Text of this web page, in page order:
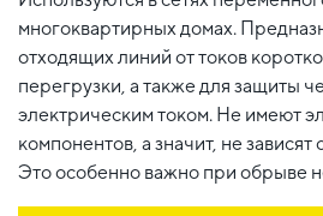
многоквартирных домах.
отходящих линий от токов
перегрузки, а также для защиты
электрическим током. Не имеют
компонентов, а значит, не
Это особенно важно при обрыве